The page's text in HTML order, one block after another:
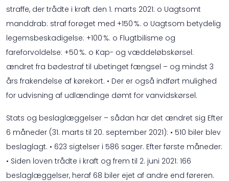
straffe, der trådte i kraft den 1. marts 2021: o Uagtsomt
manddrab: straf forøget med +150 %. o Uagtsom betydelig
legemsbeskadigelse: +100 %. o Flugtbilisme og
fareforvoldelse: +50 %. o Kap- og væddeløbskørsel:
ændret fra bødestraf til ubetinget fængsel – og mindst 3
års frakendelse af kørekort. • Der er også indført mulighed
for udvisning af udlændinge dømt for vanvidskørsel.
Stats og beslaglæggelser – sådan har det ændret sig Efter
6 måneder (31. marts til 20. september 2021): • 510 biler blev
beslaglagt. • 623 sigtelser i 586 sager. Efter første måneder:
• Siden loven trådte i kraft og frem til 2. juni 2021: 166
beslaglæggelser, heraf 68 biler ejet af andre end føreren.